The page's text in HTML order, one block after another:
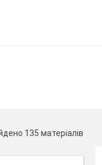
135 матеріалів